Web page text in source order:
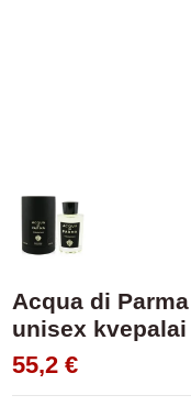
Acqua di
unisex kvepalai
55,2 €